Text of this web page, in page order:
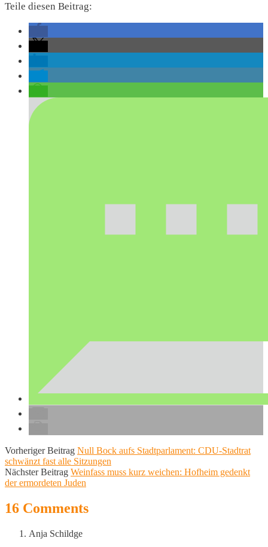
Teile diesen Beitrag:
Vorheriger Beitrag Null Bock aufs Stadtparlament: CDU-Stadtrat
schwänzt fast alle Sitzungen
Nächster Beitrag Weinfass muss kurz weichen: Hofheim gedenkt
der ermordeten Juden
16 Comments
Anja Schildge